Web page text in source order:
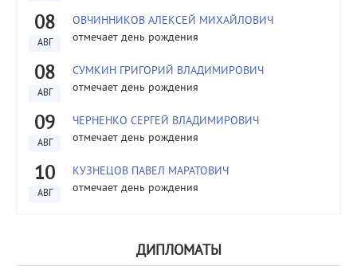
08
АВГ
ОВЧИННИКОВ АЛЕКСЕЙ МИХАЙЛОВИЧ
отмечает день рождения
08
АВГ
СУМКИН ГРИГОРИЙ ВЛАДИМИРОВИЧ
отмечает день рождения
09
АВГ
ЧЕРНЕНКО СЕРГЕЙ ВЛАДИМИРОВИЧ
отмечает день рождения
10
АВГ
КУЗНЕЦОВ ПАВЕЛ МАРАТОВИЧ
отмечает день рождения
ДИПЛОМАТЫ